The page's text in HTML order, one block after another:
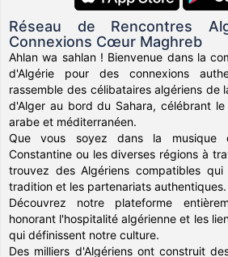
Réseau de Rencontres
Connexions Cœur Maghreb
Ahlan wa sahlan ! Bienvenue dans la
d'Algérie pour des connexions
rassemble des célibataires algériens de
d'Alger au bord du Sahara, célébrant
arabe et méditerranéen.
Que vous soyez dans la musique
Constantine ou les diverses régions à
trouvez des Algériens compatibles
tradition et les partenariats authentiques.
Découvrez notre plateforme
honorant l'hospitalité algérienne et les
qui définissent notre culture.
Des milliers d'Algériens ont construit